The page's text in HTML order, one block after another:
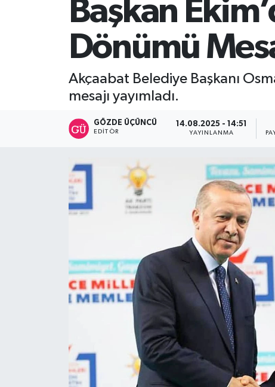
Başkan
Dönümü
Akçaabat Belediye Başkanı
mesajı yayımladı.
GÖZDE ÜÇÜNCÜ
EDITÖR
14.08.2025 - 14:51
YAYINLANMA
SİYASET
Teknoloji
TRABZON